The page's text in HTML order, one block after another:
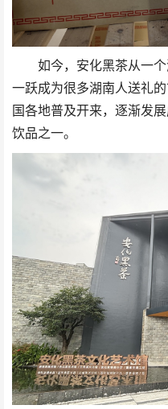
如今，安化黑茶从一
一跃成为很多湖南人送礼
国各地普及开来，逐渐发
饮品之一。